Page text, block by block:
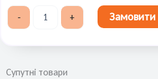
-
Terra
Fresca
Amabile
(черв.,
+ Замовити
Супутні товари